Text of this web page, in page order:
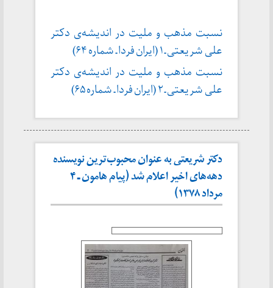
نسبت مذهب و ملیت در اندیشه‌ی دکتر
علی شریعتی ـ ۱ (ایران فردا ـ شماره ۶۴)
نسبت مذهب و ملیت در اندیشه‌ی دکتر
علی شریعتی ـ ۲ (ایران فردا ـ شماره ۶۵)
دکتر شریعتی به عنوان محبوب‌ترین نویسنده
دهه‌های اخیر اعلام شد (پیام هامون ـ ۴
مرداد ۱۳۷۸)